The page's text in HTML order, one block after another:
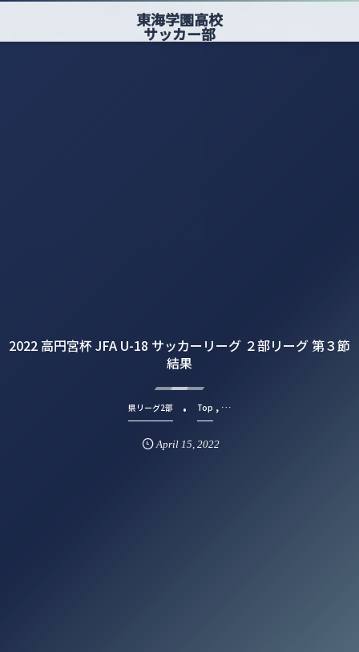
東海学園高校
サッカー部
2022 高円宮杯 JFA U-18 サッカーリーグ ２部リーグ 第３節
結果
県リーグ2部 Top , …
April 15,2022